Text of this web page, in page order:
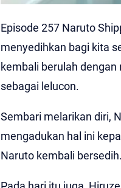
Episode 257 Naruto
menyedihkan bagi kita
kembali berulah
sebagai lelucon.
Sembari melarikan diri,
mengadukan hal ini
Naruto kembali bersedih.